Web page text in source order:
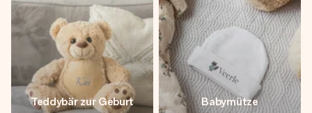
Teddybär zur Geburt Babymütze